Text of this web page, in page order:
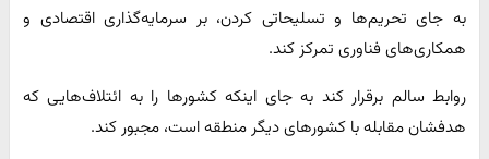
به جای تحریم‌ها و تسلیحاتی کردن، بر سرمایه‌گذاری اقتصادی و
همکاری‌های فناوری تمرکز کند.
روابط سالم برقرار کند به جای اینکه کشورها را به ائتلاف‌هایی که
هدفشان مقابله با کشورهای دیگر منطقه است، مجبور کند.